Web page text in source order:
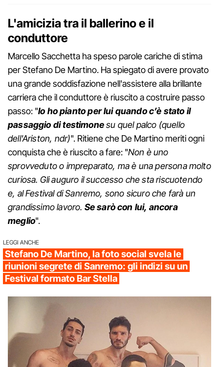
L'amicizia tra il ballerino e il
conduttore
Marcello Sacchetta ha speso parole cariche di stima
per Stefano De Martino. Ha spiegato di avere provato
una grande soddisfazione nell'assistere alla brillante
carriera che il conduttore è riuscito a costruire passo
passo: "Io ho pianto per lui quando c’è stato il
passaggio di testimonesu quel palco (quello
dell'Ariston, ndr)". Ritiene che De Martino meriti ogni
conquista che è riuscito a fare: "Non è uno
sprovveduto o impreparato, ma è una persona molto
curiosa. Gli auguro il successo che sta riscuotendo
e, al Festival di Sanremo, sono sicuro che farà un
grandissimo lavoro. Se sarò con lui, ancora
meglio".
LEGGI ANCHE
Stefano De Martino, la foto social svela le
riunioni segrete di Sanremo: gli indizi su un
Festival formato Bar Stella